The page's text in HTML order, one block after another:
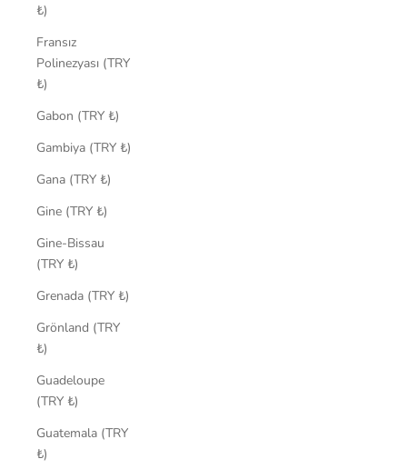
₺)
Fransız
Polinezyası (TRY
₺)
Gabon (TRY ₺)
Gambiya (TRY ₺)
Gana (TRY ₺)
Gine (TRY ₺)
Gine-Bissau
(TRY ₺)
Grenada (TRY ₺)
Grönland (TRY
₺)
Guadeloupe
(TRY ₺)
Guatemala (TRY
₺)